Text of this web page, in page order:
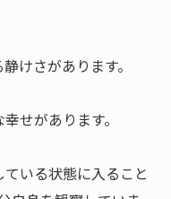
けさがあります。
せがあります。
いる状態に入ること